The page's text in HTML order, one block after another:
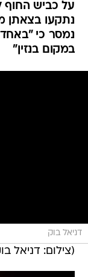
על כביש החוף
נתקעו בצאתן
נמסר כי
במקום בנזין"
דניאל בוק
(צילום: דניאל